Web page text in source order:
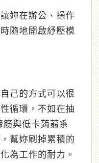
讓妳在辦公、操作
隨地開啟紓壓模
己的方式可以很
循環，不如在抽
與低卡蒟蒻系
幫妳刷掉累積的
為工作的耐力。